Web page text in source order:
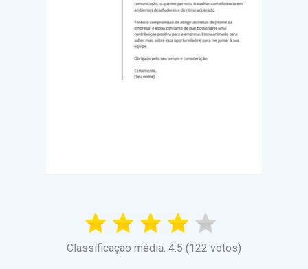
Classificação média: 4.5 (122 votos)